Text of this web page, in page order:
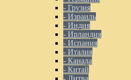
- Грузия
- Израиль
- Индия
- Ирландия
- Испания
- Италия
- Канада
- Китай
- Литва